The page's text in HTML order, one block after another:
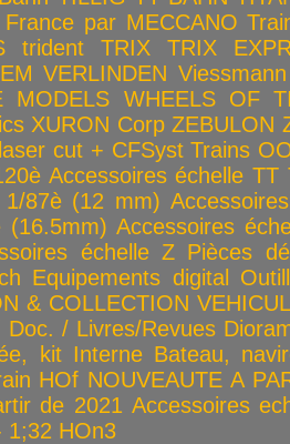
par MECCANO
trident TRIX
TRIX
VERLINDEN Viessmann
MODELS WHEELS OF
XURON Corp ZEBULON
cut + CFSyst Trains
Accessoires échelle TT
87è (12 mm)
(16.5mm) Accessoires
échelle Z Pièces
Equipements digital
& COLLECTION
Doc. / Livres/Revues
kit Interne Bateau,
HOf NOUVEAUTE A
de 2021 Accessoires
1;32 HOn3